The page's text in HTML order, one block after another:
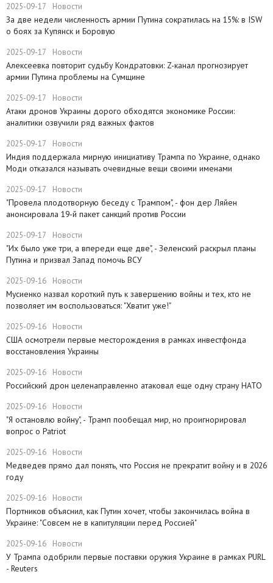
2025-09-17 Новости
​За две недели численность армии Путина сократилась на 15%: в ISW
о боях за Купянск и Боровую
2025-09-17 Новости
​Алексеевка повторит судьбу Кондратовки: Z-канал прогнозирует
армии Путина проблемы на Сумщине
2025-09-17 Новости
​Атаки дронов Украины дорого обходятся экономике России:
аналитики озвучили ряд важных фактов
2025-09-17 Новости
​Индия поддержала мирную инициативу Трампа по Украине, однако
Моди отказался называть очевидные вещи своими именами
2025-09-17 Новости
​"Провела плодотворную беседу с Трампом", - фон дер Ляйен
анонсировала 19-й пакет санкций против России
2025-09-17 Новости
​"Их было уже три, а впереди еще две", - Зеленский раскрыл планы
Путина и призвал Запад помочь ВСУ
2025-09-16 Новости
Мусиенко назвал короткий путь к завершению войны и тех, кто не
позволяет им воспользоваться: "Хватит уже!"
2025-09-16 Новости
США осмотрели первые месторождения в рамках инвестфонда
восстановления Украины
2025-09-16 Новости
Российский дрон целенаправленно атаковал еще одну страну НАТО
2025-09-16 Новости
​"Я остановлю войну", - Трамп пообещал мир, но проигнорировал
вопрос о Patriot
2025-09-16 Новости
Медведев прямо дал понять, что Россия не прекратит войну и в 2026
году
2025-09-16 Новости
Портников объяснил, как Путин хочет, чтобы закончилась война в
Украине: "Совсем не в капитуляции перед Россией"
2025-09-16 Новости
У Трампа одобрили первые поставки оружия Украине в рамках PURL
- Reuters